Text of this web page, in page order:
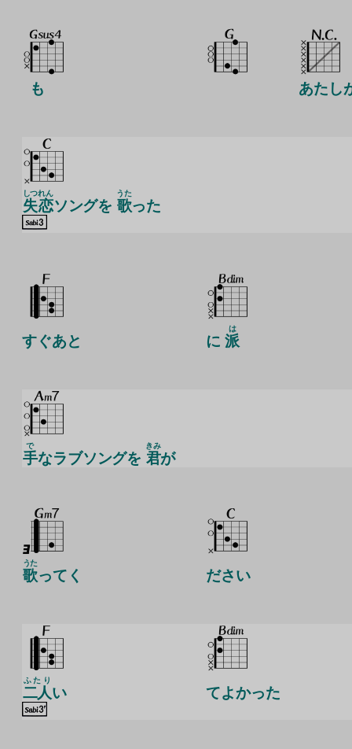
も あたし
失
しつ
恋
れん
ソングを 歌
うた
った
すぐあと に派
は
手
で
なラブソングを 君
きみ
が
歌
うた
ってく ださい
二人
ふたり
い てよかった